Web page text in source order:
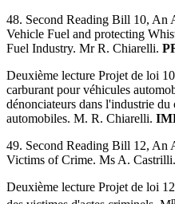
48. Second Reading Bill 10, An
Vehicle Fuel and protecting
Fuel Industry. Mr R. Chiarelli.
Deuxième lecture Projet de loi
carburant pour véhicules
dénonciateurs dans l'industrie
automobiles. M. R. Chiarelli.
49. Second Reading Bill 12, An
Victims of Crime. Ms A. Castrilli.
Deuxième lecture Projet de loi